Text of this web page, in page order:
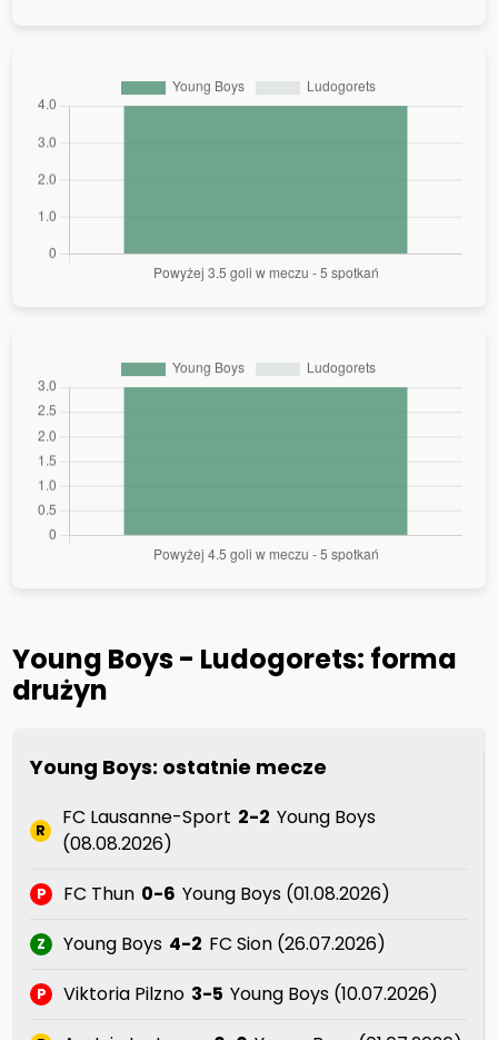
Young Boys - Ludogorets: forma
drużyn
Young Boys: ostatnie mecze
R
FC Lausanne-Sport 2-2 Young Boys
(08.08.2026)
P FC Thun 0-6 Young Boys (01.08.2026)
Z Young Boys 4-2 FC Sion (26.07.2026)
P Viktoria Pilzno 3-5 Young Boys (10.07.2026)